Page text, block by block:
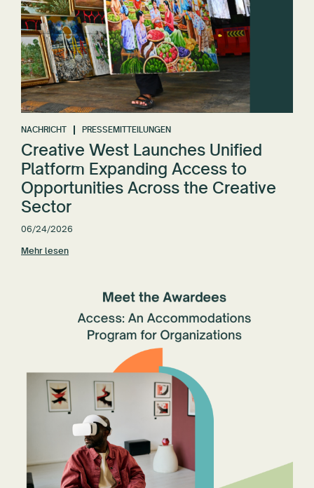
NACHRICHT PRESSEMITTEILUNGEN
Creative West Launches Unified
Platform Expanding Access to
Opportunities Across the Creative
Sector
06/24/2026
Mehr lesen